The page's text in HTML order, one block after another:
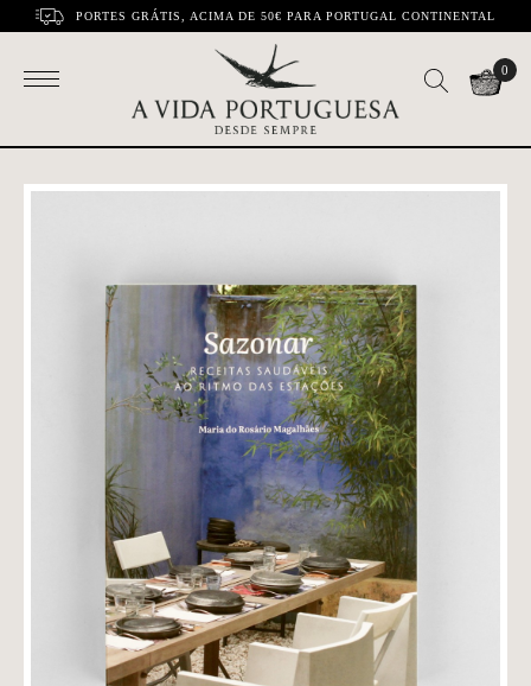
PORTES GRÁTIS, ACIMA DE 50€ PARA PORTUGAL CONTINENTAL
0